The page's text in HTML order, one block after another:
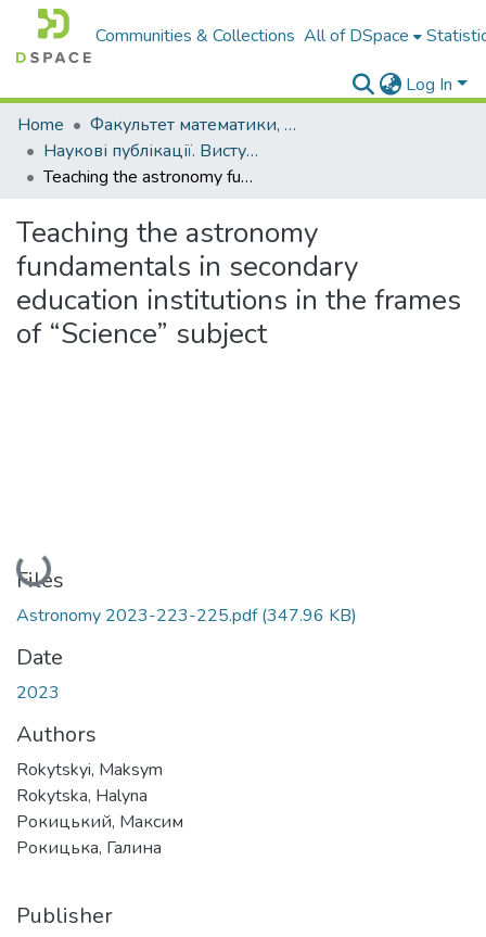
Communities & Collections All of DSpace
Log In
Home
Факультет математики, фізики і комп'ютерних наук
Наукові публікації. Виступи
Teaching the astronomy fundamentals in secondary education institutions in the frames of “Science” subject
Teaching the astronomy
fundamentals in secondary
education institutions in the frames
of “Science” subject
Loading...
Files
Astronomy 2023-223-225.pdf(347.96 KB)
Date
2023
Authors
Rokytskyi, Maksym
Rokytska, Halyna
Рокицький, Максим
Рокицька, Галина
Publisher